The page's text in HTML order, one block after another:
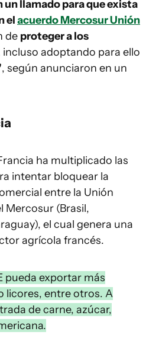
un llamado para que exista
elacuerdo Mercosur Unión
de proteger a los
incluso adoptando para ello
, según anunciaron en un
ha multiplicado las
intentar bloquear la
entre la Unión
Mercosur (Brasil,
el cual genera una
agrícola francés.
pueda exportar más
licores, entre otros. A
de carne, azúcar,